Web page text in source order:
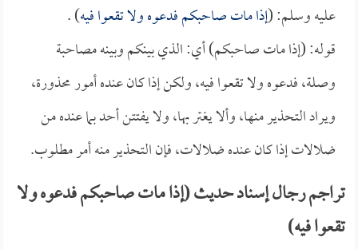
عليه وسلم: (إذا مات صاحبكم فدعوه ولا تقعوا فيه) .
قوله: (إذا مات صاحبكم) أي: الذي بينكم وبينه مصاحبة
وصلة، فدعوه ولا تقعوا فيه، ولكن إذا كان عنده أمور محذورة،
ويراد التحذير منها، وألا يغتر بها، ولا يفتتن أحد بما عنده من
ضلالات إذا كان عنده ضلالات، فإن التحذير منه أمر مطلوب.
تراجم رجال إسناد حديث (إذا مات صاحبكم فدعوه ولا
تقعوا فيه)